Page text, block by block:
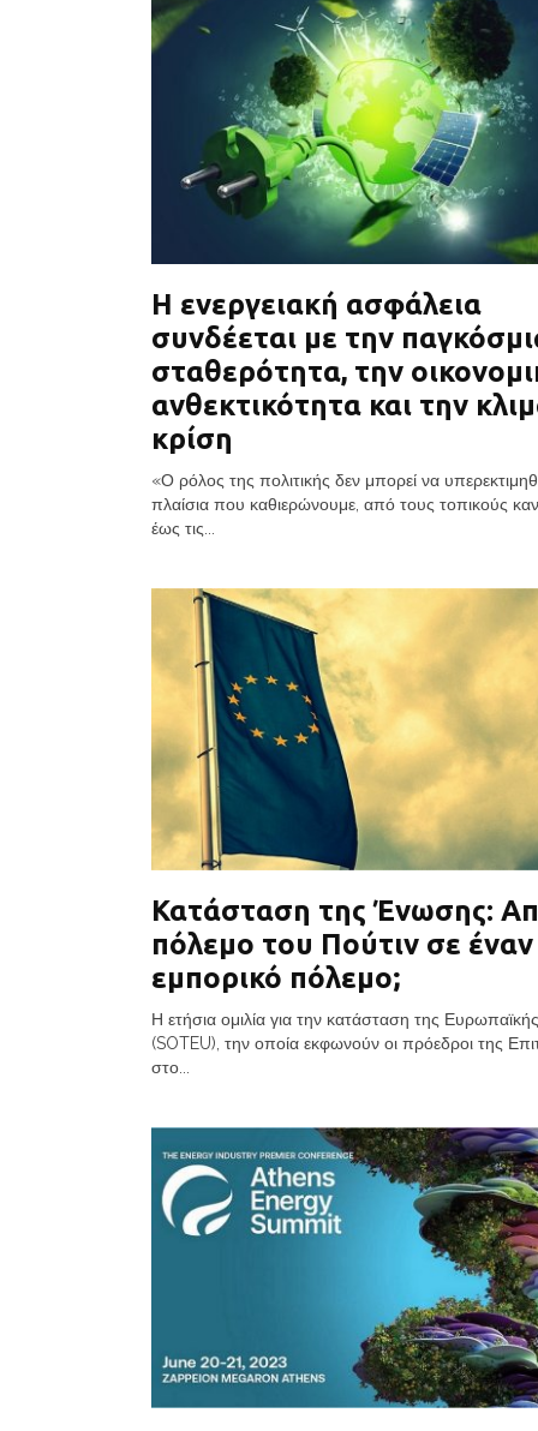
Η ενεργειακή ασφάλεια
συνδέεται με την
σταθερότητα, την
ανθεκτικότητα και την
κρίση
«Ο ρόλος της πολιτικής δεν μπορεί να
πλαίσια που καθιερώνουμε, από τους τοπικούς
έως τις...
Κατάσταση της Ένωσης:
πόλεμο του Πούτιν σε έναν
εμπορικό πόλεμο;
Η ετήσια ομιλία για την κατάσταση της
(SOTEU), την οποία εκφωνούν οι πρόεδροι της
στο...